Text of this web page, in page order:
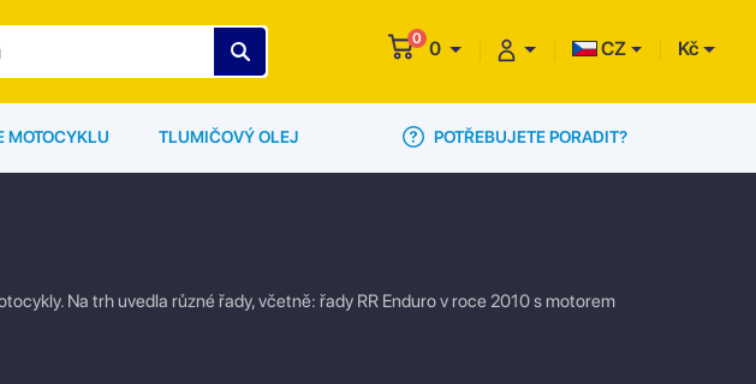
0 0 CZ Kč
MOTOCYKLU TLUMIČOVÝ OLEJ POTŘEBUJETE PORADIT?
Na trh uvedla různé řady, včetně: řady RR Enduro v roce 2010 s motorem